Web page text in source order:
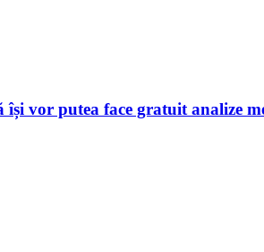
vor putea face gratuit analize